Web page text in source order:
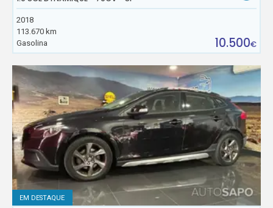
2018
113.670 km
Gasolina
10.500€
EM DESTAQUE